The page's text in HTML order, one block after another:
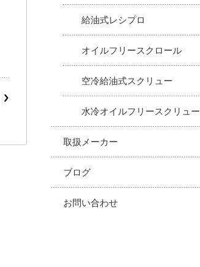
給油式レシプロ
オイルフリースクロール
空冷給油式スクリュー
水冷オイルフリースクリュー
取扱メーカー
ブログ
お問い合わせ